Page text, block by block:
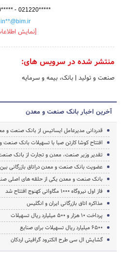
- 021220*****
in**@bim.ir
[نمایش
منتشر شده در سرویس های:
صنعت و تولید | بانک، بیمه و سرمایه
آخرین اخبار بانک صنعت و معدن
قدردانی مدیرعامل ایساتیس از بانک صنعت و
افتتاح کوشا کارتن صبا با تسهیلات بانک
تقدیر وزیر صنعت، معدن و تجارت از بانک
عضویت بانک صنعت و معدن دراتاق بازرگانی بین
بانک صنعت و معدن یکی از حلقه های اصلی
فاز اول نیروگاه 1000 مگاواتی کهنوج افتتاح شد
مذاکره اتاق بازرگانی ایران و انگلیس
پرداخت 10 هزار و 500 میلیارد ریال تسهیلات
6500 میلیارد ریال تسهیلات برای صنایع
گشایش ال سی طرح الکترود گرافیتی اردکان